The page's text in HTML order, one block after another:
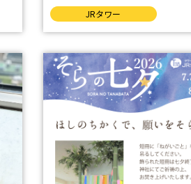
JRタワー